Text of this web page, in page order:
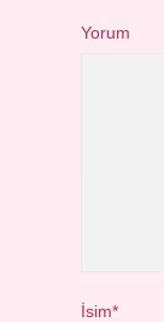
Yorum
İsim*